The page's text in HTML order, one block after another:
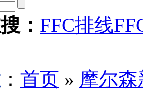
： FFC排线
： 首页 » 摩尔